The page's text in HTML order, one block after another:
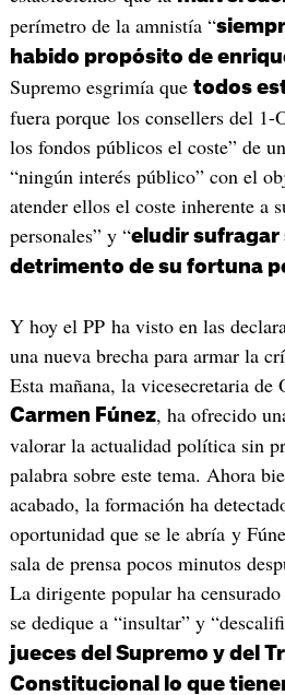
perímetro de la amnistía “
habido propósito de
Supremo esgrimía que todos
fuera porque los consellers del 1-
los fondos públicos el coste” de
“ningún interés público” con el
atender ellos el coste inherente a
personales” y “eludir sufragar
detrimento de su fortuna
Y hoy el PP ha visto en las
una nueva brecha para armar la
Esta mañana, la vicesecretaria
Carmen Fúnez, ha ofrecido
valorar la actualidad política sin
palabra sobre este tema. Ahora
acabado, la formación ha
oportunidad que se le abría y
sala de prensa pocos minutos
La dirigente popular ha
se dedique a “insultar” y
jueces del Supremo y del
Constitucional lo que